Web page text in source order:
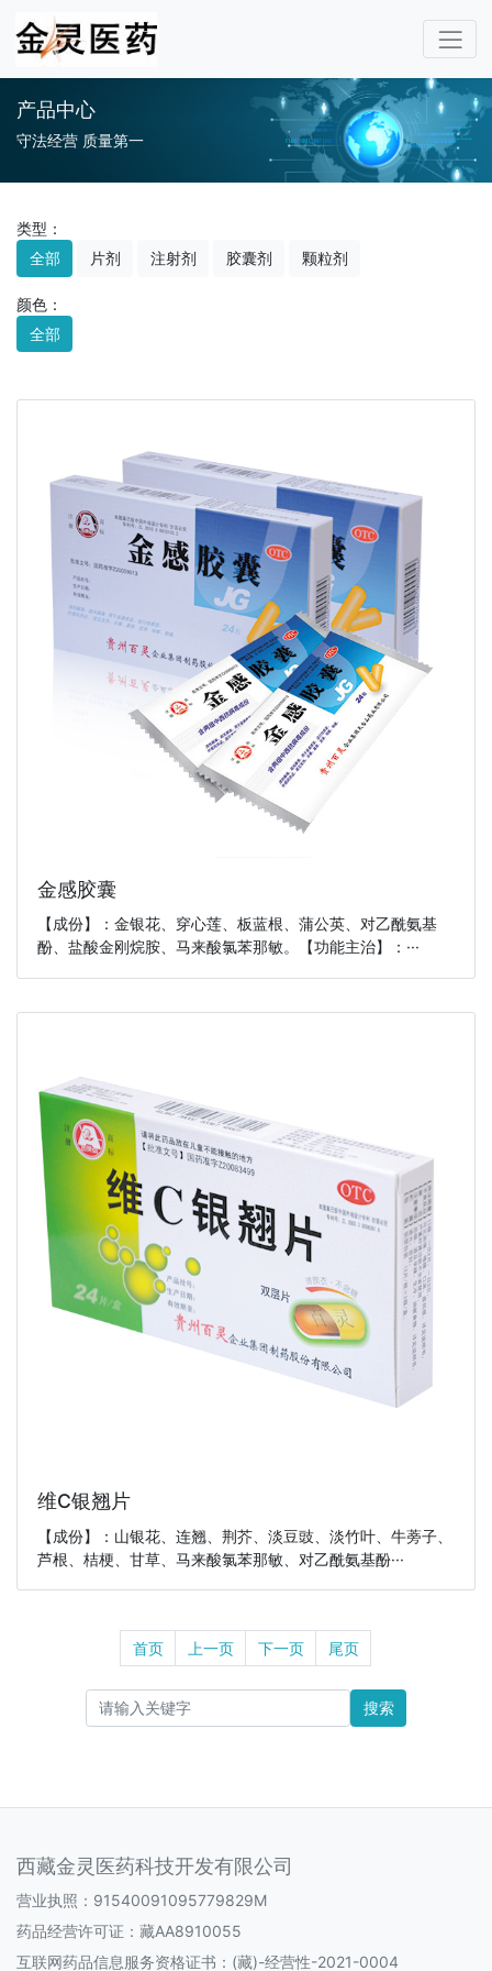
产品中心
守法经营 质量第一
类型：
全部
片剂 注射剂 胶囊剂 颗粒剂
颜色：
全部
金感胶囊
【成份】：金银花、穿心莲、板蓝根、蒲公英、对乙酰氨基
酚、盐酸金刚烷胺、马来酸氯苯那敏。【功能主治】：···
维C银翘片
【成份】：山银花、连翘、荆芥、淡豆豉、淡竹叶、牛蒡子、
芦根、桔梗、甘草、马来酸氯苯那敏、对乙酰氨基酚···
首页 上一页 下一页 尾页
搜索
西藏金灵医药科技开发有限公司
营业执照：91540091095779829M
药品经营许可证： 藏AA8910055
互联网药品信息服务资格证书： (藏)-经营性-2021-0004